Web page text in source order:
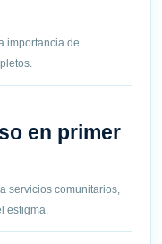
importancia de
en primer
servicios comunitarios,
estigma.